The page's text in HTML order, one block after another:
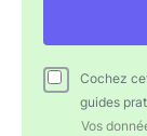
Cochez
guides
Vos